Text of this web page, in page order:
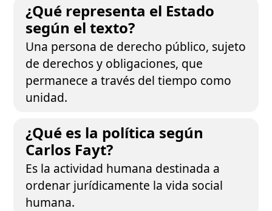
¿Qué representa el Estado
según el texto?
Una persona de derecho público, sujeto
de derechos y obligaciones, que
permanece a través del tiempo como
unidad.
¿Qué es la política según
Carlos Fayt?
Es la actividad humana destinada a
ordenar jurídicamente la vida social
humana.